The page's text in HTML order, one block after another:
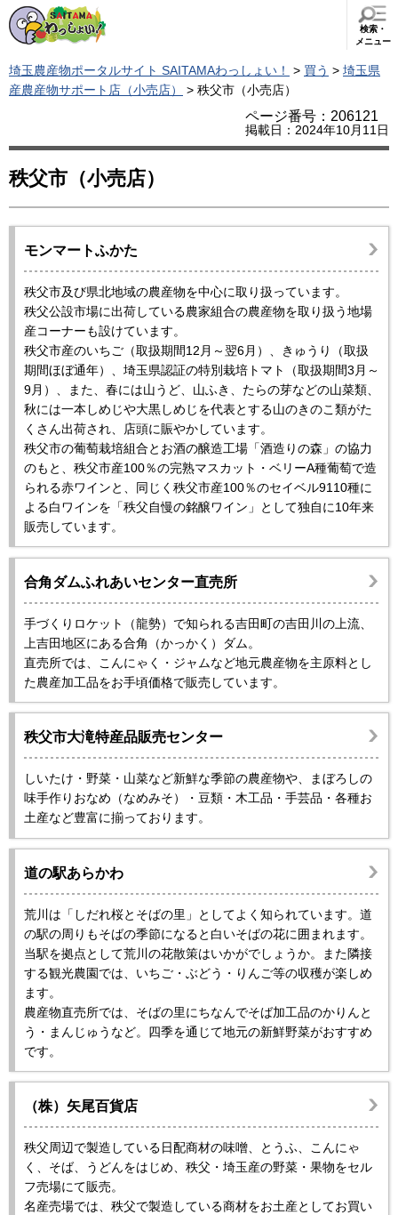
検索・
メニュー
埼玉農産物ポータルサイト SAITAMAわっしょい！ > 買う > 埼玉県
産農産物サポート店（小売店）
> 秩父市（小売店）
ページ番号：206121
掲載日：2024年10月11日
秩父市（小売店）
モンマートふかた
秩父市及び県北地域の農産物を中心に取り扱っています。
秩父公設市場に出荷している農家組合の農産物を取り扱う地場
産コーナーも設けています。
秩父市産のいちご（取扱期間12月～翌6月）、きゅうり（取扱
期間ほぼ通年）、埼玉県認証の特別栽培トマト（取扱期間3月～
9月）、また、春には山うど、山ふき、たらの芽などの山菜類、
秋には一本しめじや大黒しめじを代表とする山のきのこ類がた
くさん出荷され、店頭に賑やかしています。
秩父市の葡萄栽培組合とお酒の醸造工場「酒造りの森」の協力
のもと、秩父市産100％の完熟マスカット・ベリーA種葡萄で造
られる赤ワインと、同じく秩父市産100％のセイベル9110種に
よる白ワインを「秩父自慢の銘醸ワイン」として独自に10年来
販売しています。
合角ダムふれあいセンター直売所
手づくりロケット（龍勢）で知られる吉田町の吉田川の上流、
上吉田地区にある合角（かっかく）ダム。
直売所では、こんにゃく・ジャムなど地元農産物を主原料とし
た農産加工品をお手頃価格で販売しています。
秩父市大滝特産品販売センター
しいたけ・野菜・山菜など新鮮な季節の農産物や、まぼろしの
味手作りおなめ（なめみそ）・豆類・木工品・手芸品・各種お
土産など豊富に揃っております。
道の駅あらかわ
荒川は「しだれ桜とそばの里」としてよく知られています。道
の駅の周りもそばの季節になると白いそばの花に囲まれます。
当駅を拠点として荒川の花散策はいかがでしょうか。また隣接
する観光農園では、いちご・ぶどう・りんご等の収穫が楽しめ
ます。
農産物直売所では、そばの里にちなんでそば加工品のかりんと
う・まんじゅうなど。四季を通じて地元の新鮮野菜がおすすめ
です。
（株）矢尾百貨店
秩父周辺で製造している日配商材の味噌、とうふ、こんにゃ
く、そば、うどんをはじめ、秩父・埼玉産の野菜・果物をセル
フ売場にて販売。
名産売場では、秩父で製造している商材をお土産としてお買い